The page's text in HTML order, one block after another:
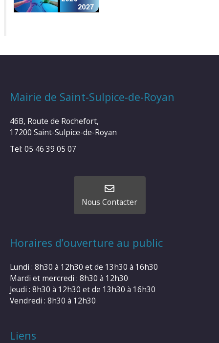
Mairie de Saint-Sulpice-de-Royan
46B, Route de Rochefort,
17200 Saint-Sulpice-de-Royan
Tel: 05 46 39 05 07
Nous Contacter
Horaires d’ouverture au public
Lundi : 8h30 à 12h30 et de 13h30 à 16h30
Mardi et mercredi : 8h30 à 12h30
Jeudi : 8h30 à 12h30 et de 13h30 à 16h30
Vendredi : 8h30 à 12h30
Liens